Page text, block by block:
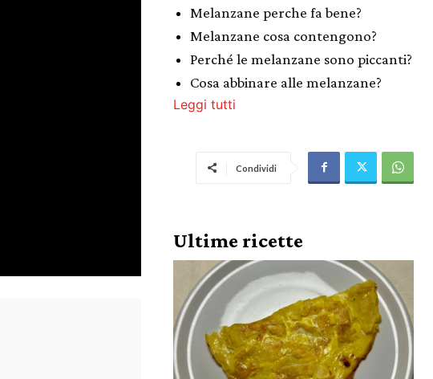
Melanzane perche fa bene?
Melanzane cosa contengono?
Perché le melanzane sono piccanti?
Cosa abbinare alle melanzane?
Leggi tutti
Condividi
Ultime ricette